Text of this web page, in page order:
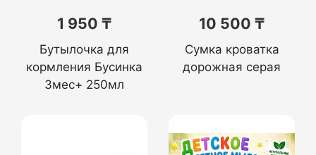
1 950 ₸
Бутылочка для
кормления Бусинка
3мес+ 250мл
10 500 ₸
Сумка кроватка
дорожная серая